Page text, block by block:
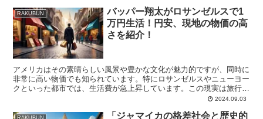
RAKUBUN
バッパー翔太がロサンゼルスで1
万円生活！円安、現地の物価の高
さを紹介！
アメリカはその素晴らしい風景や豊かな文化が魅力的ですが、同時に
非常に高い物価でも知られています。特にロサンゼルスやニューヨー
クといった都市では、生活費が急上昇しています。この現実は旅行者
だけでなく、これから移住を考えている方々にも重要な情報...2024.09.03
「ジャマイカの格差社会と歴史的